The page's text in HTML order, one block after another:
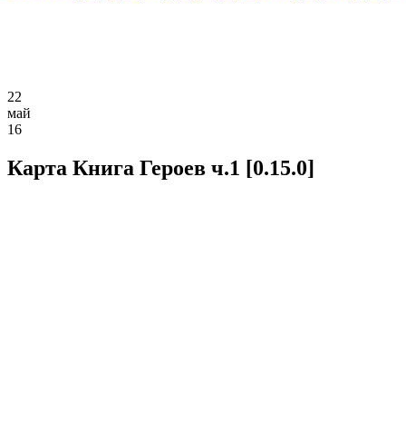
22
май
16
Карта Книга Героев ч.1 [0.15.0]